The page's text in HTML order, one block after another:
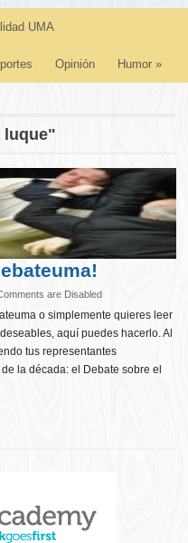
UMA
Opinión Humor »
luque"
are Disabled
o simplemente quieres leer
aquí puedes hacerlo. Al
tus representantes
la década: el Debate sobre el